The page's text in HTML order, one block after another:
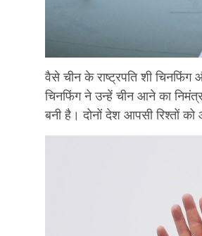
वैसे चीन के राष्ट्रपति शी चिनफिंग
चिनफिंग ने उन्हें चीन आने का
बनी है। दोनों देश आपसी रिश्तों को